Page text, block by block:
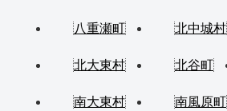
八重瀬町 北中城村
北大東村 北谷町
南大東村 南風原町